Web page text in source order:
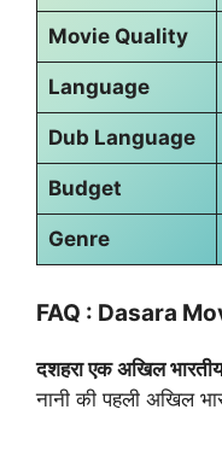
Movie Quality
Language
Dub Language
Budget
Genre
FAQ : Dasara
दशहरा एक अखिल
नानी की पहली अखिल